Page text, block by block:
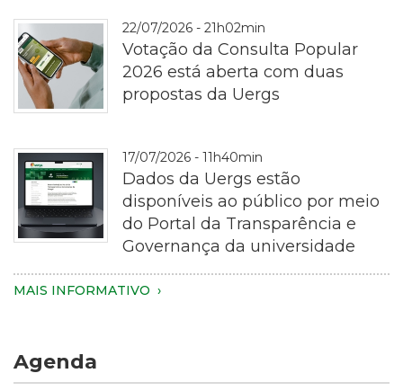
Fotografia
em
plano
aproximado
de
pessoa
segurando
com
as
22/07/2026 - 21h02min
Votação da Consulta Popular
2026 está aberta com duas
propostas da Uergs
Imagem
de
de
cor
17/07/2026 - 11h40min
Dados da Uergs estão
disponíveis ao público por meio
do Portal da Transparência e
Governança da universidade
MAIS INFORMATIVO
Agenda